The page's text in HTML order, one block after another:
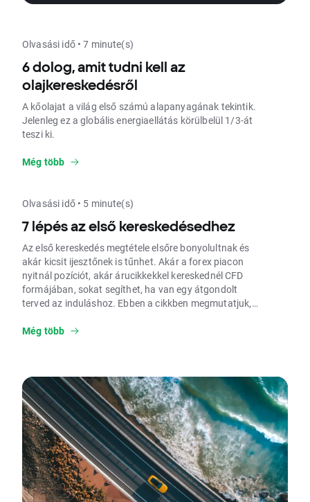
Olvasási idő • 7 minute(s)
6 dolog, amit tudni kell az
olajkereskedésről
A kőolajat a világ első számú alapanyagának tekintik.
Jelenleg ez a globális energiaellátás körülbelül 1/3-át
teszi ki.
Még több
Olvasási idő • 5 minute(s)
7 lépés az első kereskedésedhez
Az első kereskedés megtétele elsőre bonyolultnak és
akár kicsit ijesztőnek is tűnhet. Akár a forex piacon
nyitnál pozíciót, akár árucikkekkel kereskednél CFD
formájában, sokat segíthet, ha van egy átgondolt
terved az induláshoz. Ebben a cikkben megmutatjuk,
globális pénzügyi piacokon.
Még több